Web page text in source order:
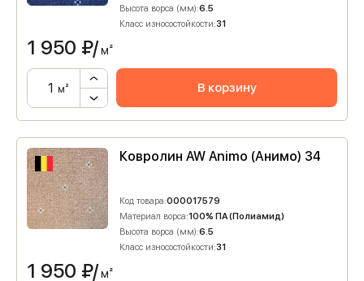
Высота ворса (мм):6.5
Класс износостойкости:31
1 950 ₽/м²
м² В корзину
Ковролин AW Animo (Анимо) 34
Код товара:000017579
Материал ворса:100% ПА (Полиамид)
Высота ворса (мм):6.5
Класс износостойкости:31
1 950 ₽/м²